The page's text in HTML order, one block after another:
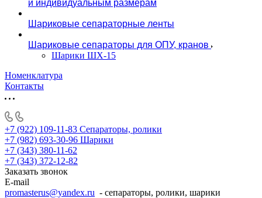
и индивидуальным размерам
Шариковые сепараторные ленты
Шариковые сепараторы для ОПУ, кранов
Шарики ШХ-15
Номенклатура
Контакты
+7 (922) 109-11-83 Сепараторы, ролики
+7 (982) 693-30-96 Шарики
+7 (343) 380-11-62
+7 (343) 372-12-82
Заказать звонок
E-mail
promasterus@yandex.ru - сепараторы, ролики, шарики